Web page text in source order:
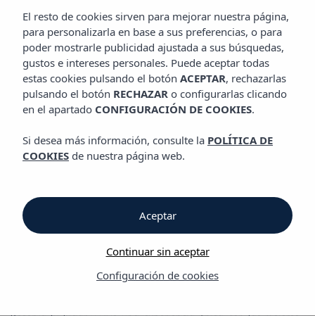
Hotel Vibra Yamm Sunset
ROOFTOP
Rooftop
Dusk by Yamm
Rooftop
Yamm, nuestro exclusivo rooftop con piscina y vistas
panorámicas a la bahía. Ven a disfrutar de snacks y bebidas
frescas en el pool-bar durante el día, y desde las 19:00 h,
especial de cócteles diseñada para cada puesta de sol. ¡Y lo
mejor de todo! No es necesario ser huésped del hotel: DUSK
El resto de cookies sirven para mejorar nuestra página,
para personalizarla en base a sus preferencias, o para
poder mostrarle publicidad ajustada a sus búsquedas,
gustos e intereses personales. Puede aceptar todas
estas cookies pulsando el botón ACEPTAR, rechazarlas
pulsando el botón RECHAZAR o configurarlas clicando
en el apartado CONFIGURACIÓN DE COOKIES.
Si desea más información, consulte la POLÍTICA DE
COOKIES de nuestra página web.
Configuración de cookies
Continuar sin aceptar
Aceptar